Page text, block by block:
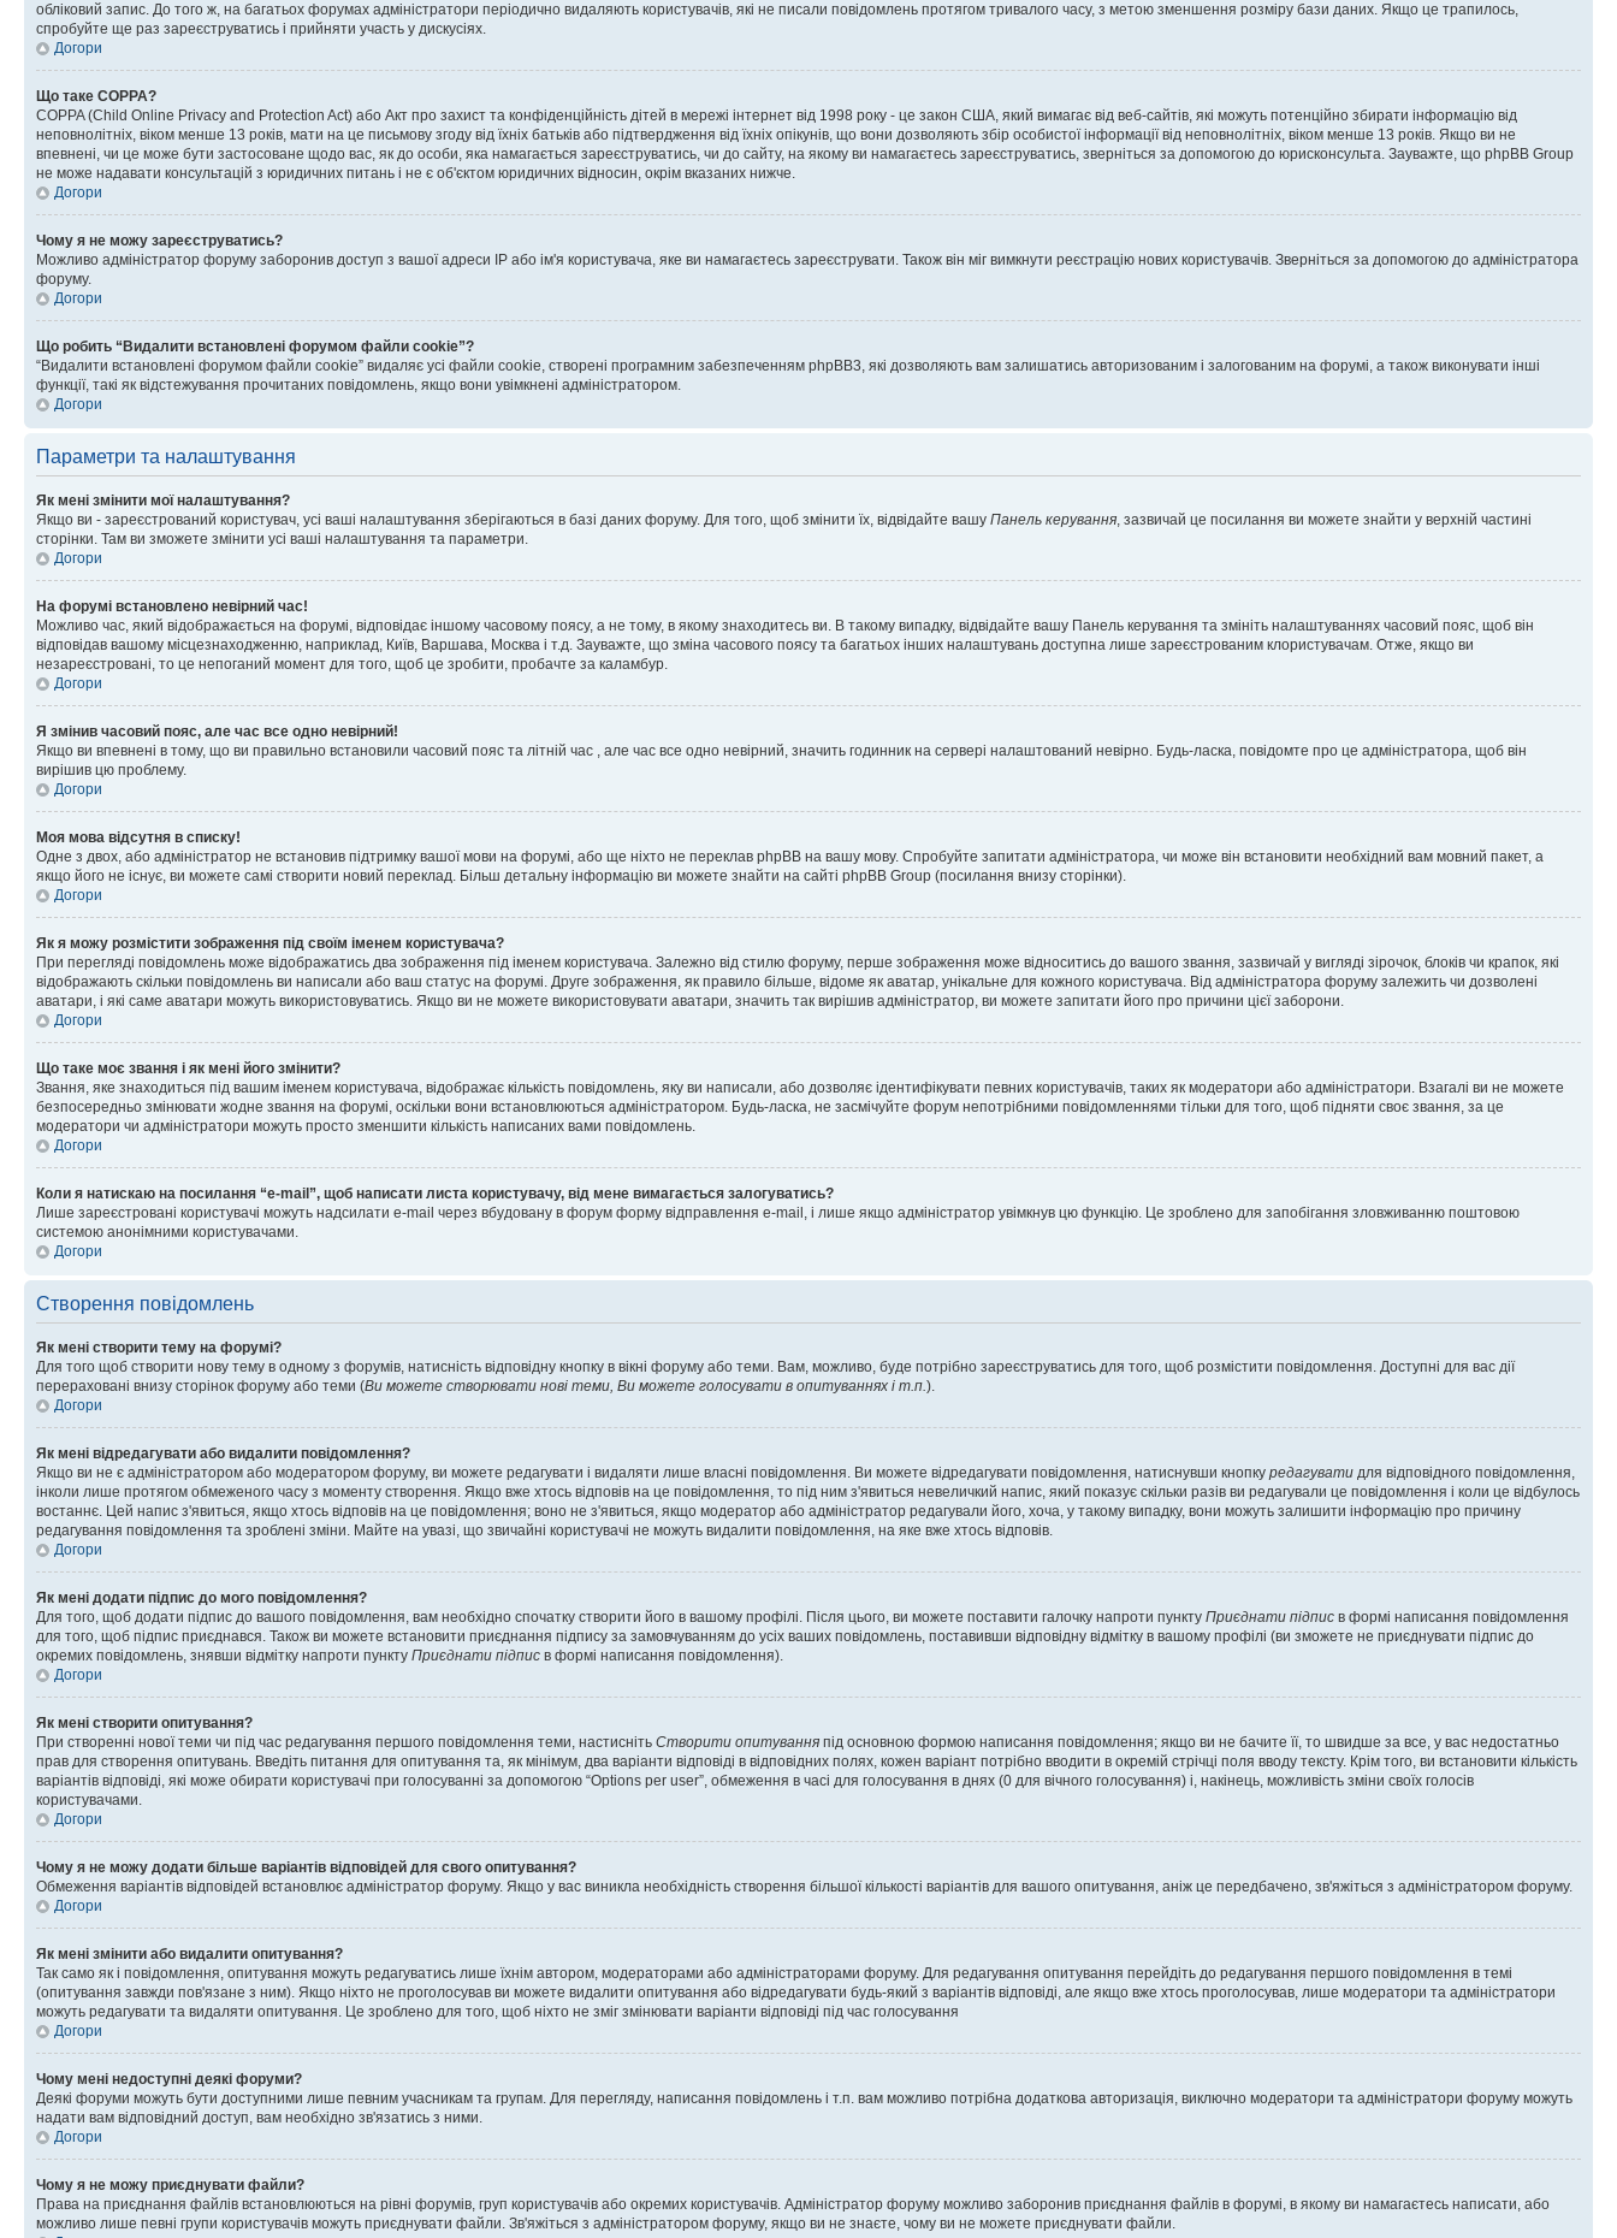
обліковий запис. До того ж, на багатьох форумах адміністратори періодично видаляють користувачів, які не писали повідомлень протягом тривалого часу, з метою зменшення розміру бази даних. Якщо це трапилось,
спробуйте ще раз зареєструватись і прийняти участь у дискусіях.
Догори
Що таке COPPA?
COPPA (Child Online Privacy and Protection Act) або Акт про захист та конфіденційність дітей в мережі інтернет від 1998 року - це закон США, який вимагає від веб-сайтів, які можуть потенційно збирати інформацію від
неповнолітніх, віком менше 13 років, мати на це письмову згоду від їхніх батьків або підтвердження від їхніх опікунів, що вони дозволяють збір особистої інформації від неповнолітніх, віком менше 13 років. Якщо ви не
впевнені, чи це може бути застосоване щодо вас, як до особи, яка намагається зареєструватись, чи до сайту, на якому ви намагаєтесь зареєструватись, зверніться за допомогою до юрисконсульта. Зауважте, що phpBB Group
не може надавати консультацій з юридичних питань і не є об'єктом юридичних відносин, окрім вказаних нижче.
Догори
Чому я не можу зареєструватись?
Можливо адміністратор форуму заборонив доступ з вашої адреси IP або ім'я користувача, яке ви намагаєтесь зареєструвати. Також він міг вимкнути реєстрацію нових користувачів. Зверніться за допомогою до адміністратора
форуму.
Догори
Що робить “Видалити встановлені форумом файли cookie”?
“Видалити встановлені форумом файли cookie” видаляє усі файли cookie, створені програмним забезпеченням phpBB3, які дозволяють вам залишатись авторизованим і залогованим на форумі, а також виконувати інші
функції, такі як відстежування прочитаних повідомлень, якщо вони увімкнені адміністратором.
Догори
Параметри та налаштування
Як мені змінити мої налаштування?
Якщо ви - зареєстрований користувач, усі ваші налаштування зберігаються в базі даних форуму. Для того, щоб змінити їх, відвідайте вашу Панель керування, зазвичай це посилання ви можете знайти у верхній частині
сторінки. Там ви зможете змінити усі ваші налаштування та параметри.
Догори
На форумі встановлено невірний час!
Можливо час, який відображається на форумі, відповідає іншому часовому поясу, а не тому, в якому знаходитесь ви. В такому випадку, відвідайте вашу Панель керування та змініть налаштуваннях часовий пояс, щоб він
відповідав вашому місцезнаходженню, наприклад, Київ, Варшава, Москва і т.д. Зауважте, що зміна часового поясу та багатьох інших налаштувань доступна лише зареєстрованим клористувачам. Отже, якщо ви
незареєстровані, то це непоганий момент для того, щоб це зробити, пробачте за каламбур.
Догори
Я змінив часовий пояс, але час все одно невірний!
Якщо ви впевнені в тому, що ви правильно встановили часовий пояс та літній час , але час все одно невірний, значить годинник на сервері налаштований невірно. Будь-ласка, повідомте про це адміністратора, щоб він
вирішив цю проблему.
Догори
Моя мова відсутня в списку!
Одне з двох, або адміністратор не встановив підтримку вашої мови на форумі, або ще ніхто не переклав phpBB на вашу мову. Спробуйте запитати адміністратора, чи може він встановити необхідний вам мовний пакет, а
якщо його не існує, ви можете самі створити новий переклад. Більш детальну інформацію ви можете знайти на сайті phpBB Group (посилання внизу сторінки).
Догори
Як я можу розмістити зображення під своїм іменем користувача?
При перегляді повідомлень може відображатись два зображення під іменем користувача. Залежно від стилю форуму, перше зображення може відноситись до вашого звання, зазвичай у вигляді зірочок, блоків чи крапок, які
відображають скільки повідомлень ви написали або ваш статус на форумі. Друге зображення, як правило більше, відоме як аватар, унікальне для кожного користувача. Від адміністратора форуму залежить чи дозволені
аватари, і які саме аватари можуть використовуватись. Якщо ви не можете використовувати аватари, значить так вирішив адміністратор, ви можете запитати його про причини цієї заборони.
Догори
Що таке моє звання і як мені його змінити?
Звання, яке знаходиться під вашим іменем користувача, відображає кількість повідомлень, яку ви написали, або дозволяє ідентифікувати певних користувачів, таких як модератори або адміністратори. Взагалі ви не можете
безпосередньо змінювати жодне звання на форумі, оскільки вони встановлюються адміністратором. Будь-ласка, не засмічуйте форум непотрібними повідомленнями тільки для того, щоб підняти своє звання, за це
модератори чи адміністратори можуть просто зменшити кількість написаних вами повідомлень.
Догори
Коли я натискаю на посилання “e-mail”, щоб написати листа користувачу, від мене вимагається залогуватись?
Лише зареєстровані користувачі можуть надсилати e-mail через вбудовану в форум форму відправлення e-mail, і лише якщо адміністратор увімкнув цю функцію. Це зроблено для запобігання зловживанню поштовою
системою анонімними користувачами.
Догори
Створення повідомлень
Як мені створити тему на форумі?
Для того щоб створити нову тему в одному з форумів, натисність відповідну кнопку в вікні форуму або теми. Вам, можливо, буде потрібно зареєструватись для того, щоб розмістити повідомлення. Доступні для вас дії
перераховані внизу сторінок форуму або теми (Ви можете створювати нові теми, Ви можете голосувати в опитуваннях і т.п.).
Догори
Як мені відредагувати або видалити повідомлення?
Якщо ви не є адміністратором або модератором форуму, ви можете редагувати і видаляти лише власні повідомлення. Ви можете відредагувати повідомлення, натиснувши кнопку редагувати для відповідного повідомлення,
інколи лише протягом обмеженого часу з моменту створення. Якщо вже хтось відповів на це повідомлення, то під ним з'явиться невеличкий напис, який показує скільки разів ви редагували це повідомлення і коли це відбулось
востаннє. Цей напис з'явиться, якщо хтось відповів на це повідомлення; воно не з'явиться, якщо модератор або адміністратор редагували його, хоча, у такому випадку, вони можуть залишити інформацію про причину
редагування повідомлення та зроблені зміни. Майте на увазі, що звичайні користувачі не можуть видалити повідомлення, на яке вже хтось відповів.
Догори
Як мені додати підпис до мого повідомлення?
Для того, щоб додати підпис до вашого повідомлення, вам необхідно спочатку створити його в вашому профілі. Після цього, ви можете поставити галочку напроти пункту Приєднати підпис в формі написання повідомлення
для того, щоб підпис приєднався. Також ви можете встановити приєднання підпису за замовчуванням до усіх ваших повідомлень, поставивши відповідну відмітку в вашому профілі (ви зможете не приєднувати підпис до
окремих повідомлень, знявши відмітку напроти пункту Приєднати підпис в формі написання повідомлення).
Догори
Як мені створити опитування?
При створенні нової теми чи під час редагування першого повідомлення теми, настисніть Створити опитування під основною формою написання повідомлення; якщо ви не бачите її, то швидше за все, у вас недостатньо
прав для створення опитувань. Введіть питання для опитування та, як мінімум, два варіанти відповіді в відповідних полях, кожен варіант потрібно вводити в окремій стрічці поля вводу тексту. Крім того, ви встановити кількість
варіантів відповіді, які може обирати користувачі при голосуванні за допомогою “Options per user”, обмеження в часі для голосування в днях (0 для вічного голосування) і, накінець, можливість зміни своїх голосів
користувачами.
Догори
Чому я не можу додати більше варіантів відповідей для свого опитування?
Обмеження варіантів відповідей встановлює адміністратор форуму. Якщо у вас виникла необхідність створення більшої кількості варіантів для вашого опитування, аніж це передбачено, зв'яжіться з адміністратором форуму.
Догори
Як мені змінити або видалити опитування?
Так само як і повідомлення, опитування можуть редагуватись лише їхнім автором, модераторами або адміністраторами форуму. Для редагування опитування перейдіть до редагування першого повідомлення в темі
(опитування завжди пов'язане з ним). Якщо ніхто не проголосував ви можете видалити опитування або відредагувати будь-який з варіантів відповіді, але якщо вже хтось проголосував, лише модератори та адміністратори
можуть редагувати та видаляти опитування. Це зроблено для того, щоб ніхто не зміг змінювати варіанти відповіді під час голосування
Догори
Чому мені недоступні деякі форуми?
Деякі форуми можуть бути доступними лише певним учасникам та групам. Для перегляду, написання повідомлень і т.п. вам можливо потрібна додаткова авторизація, виключно модератори та адміністратори форуму можуть
надати вам відповідний доступ, вам необхідно зв'язатись з ними.
Догори
Чому я не можу приєднувати файли?
Права на приєднання файлів встановлюються на рівні форумів, груп користувачів або окремих користувачів. Адміністратор форуму можливо заборонив приєднання файлів в форумі, в якому ви намагаєтесь написати, або
можливо лише певні групи користувачів можуть приєднувати файли. Зв'яжіться з адміністратором форуму, якщо ви не знаєте, чому ви не можете приєднувати файли.